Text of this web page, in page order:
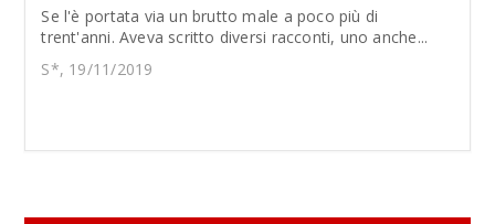
Se l'è portata via un brutto male a poco più di
trent'anni. Aveva scritto diversi racconti, uno anche...
S*, 19/11/2019